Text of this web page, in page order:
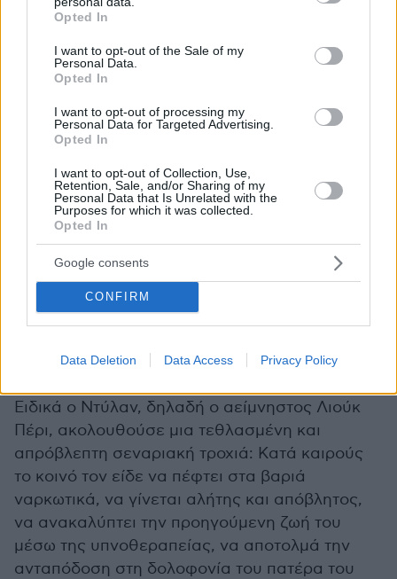
grant or deny consent to Google and its third-party tags to
use your data for below specified purposes in below Google
consent section.
Opted In
I want to opt-out of the Sale of my
Personal Data.
Opted In
I want to opt-out of processing my
Personal Data for Targeted Advertising.
Opted In
I want to opt-out of Collection, Use,
Retention, Sale, and/or Sharing of my
Personal Data that Is Unrelated with the
Purposes for which it was collected.
Opted In
Google consents
CONFIRM
Data Deletion Data Access Privacy Policy
ηλιόλουστης Καλιφόρνιας, έπρεπε κάπως να
«Χτυποκάρδια» έφεραν μια κοινωνική
επανάσταση, καθώς ανέδειξαν -έστω και μέσα
από το παραμορφωτικό πρίσμα της show biz-
την μετεφηβική ηλικία.
Πάνω από 20 εκατ. Αμερικανοί, κάθε ηλικίας
αλλά κυρίως νέοι, παρακολουθούσαν τον
Ντύλαν και τον κολλητό του τον Μπράντον, τον
Στιβ, τον Ντέιβιντ, την Κέλι, τη Ντόνα, τη
Μπρέντα και πολλούς άλλους
«περιφερειακούς», να προβληματίζονται: Για το
σεξ, τα ναρκωτικά, το Aids, τη σύγκρουση με
μέλλον τους.
Ειδικά ο Ντύλαν, δηλαδή ο αείμνηστος Λιούκ
Πέρι, ακολουθούσε μια τεθλασμένη και
απρόβλεπτη σεναριακή τροχιά: Κατά καιρούς
το κοινό τον είδε να πέφτει στα βαριά
ναρκωτικά, να γίνεται αλήτης και απόβλητος,
να ανακαλύπτει την προηγούμενη ζωή του
μέσω της υπνοθεραπείας, να αποτολμά την
ανταπόδοση στη δολοφονία του πατέρα του